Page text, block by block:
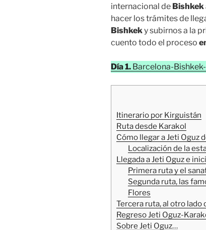
internacional de Bishkek
hacer los trámites de
Bishkeky subirnos a la
cuento todo el proceso
Día 1. Barcelona-
Itinerario por Kirguistán
Ruta desde Karakol
Cómo llegar a Jeti Oguz
Localización de la
Llegada a Jeti Oguz e
Primera ruta y el
Segunda ruta, las
Flores
Tercera ruta, al otro lado
Regreso Jeti Oguz-
Sobre Jeti Oguz…